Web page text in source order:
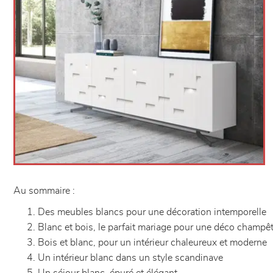
Au sommaire :
Des meubles blancs pour une décoration intemporelle
Blanc et bois, le parfait mariage pour une déco
Bois et blanc, pour un intérieur chaleureux et moderne
Un intérieur blanc dans un style scandinave